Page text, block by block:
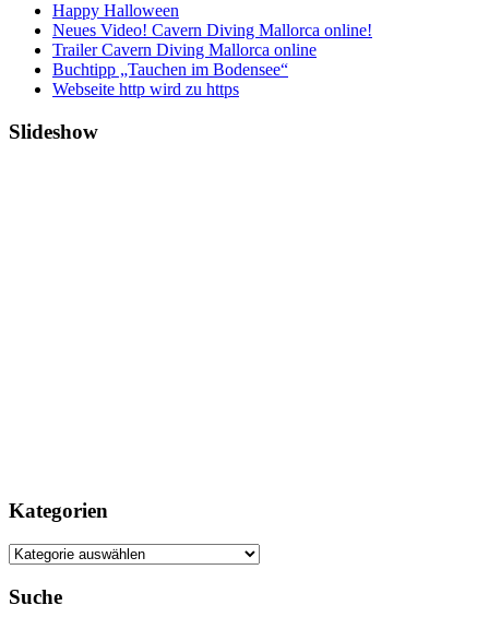
Happy Halloween
Neues Video! Cavern Diving Mallorca online!
Trailer Cavern Diving Mallorca online
Buchtipp „Tauchen im Bodensee“
Webseite http wird zu https
Slideshow
Kategorien
Kategorien
Suche